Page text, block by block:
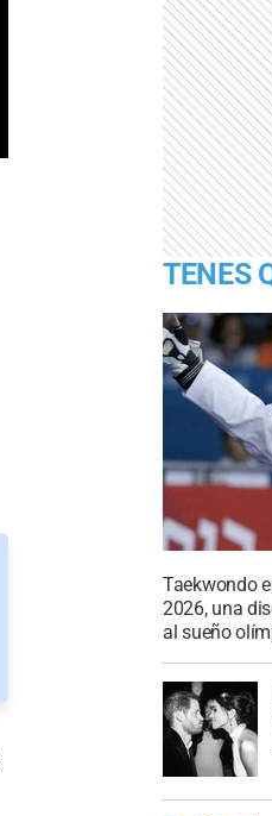
TENES
Taekwondo
2026, una
al sueño